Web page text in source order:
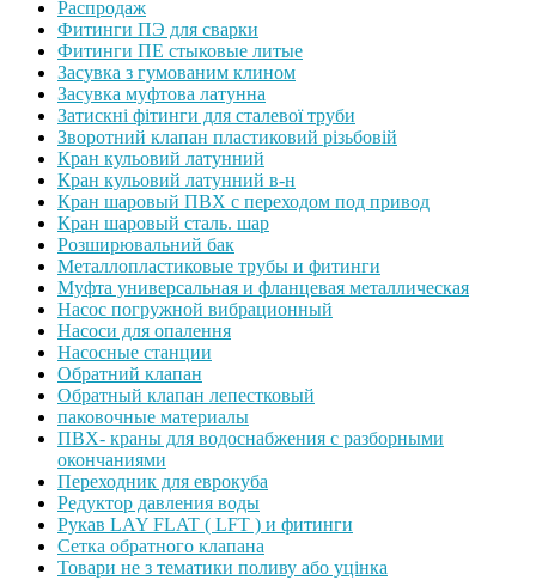
Распродаж
Фитинги ПЭ для сварки
Фитинги ПЕ стыковые литые
Засувка з гумованим клином
Засувка муфтова латунна
Затискні фітинги для сталевої труби
Зворотний клапан пластиковий різьбовій
Кран кульовий латунний
Кран кульовий латунний в-н
Кран шаровый ПВХ с переходом под привод
Кран шаровый сталь. шар
Розширювальний бак
Металлопластиковые трубы и фитинги
Муфта универсальная и фланцевая металлическая
Насос погружной вибрационный
Насоси для опалення
Насосные станции
Обратний клапан
Обратный клапан лепестковый
паковочные материалы
ПВХ- краны для водоснабжения с разборными
окончаниями
Переходник для еврокуба
Редуктор давления воды
Рукав LAY FLAT ( LFT ) и фитинги
Сетка обратного клапана
Товари не з тематики поливу або уцінка